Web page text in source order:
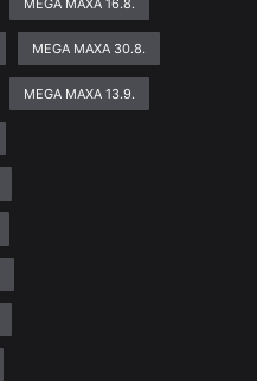
MEGA MAXA 16.8.
MEGA MAXA 30.8.
MEGA MAXA 13.9.